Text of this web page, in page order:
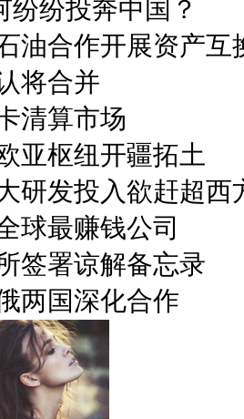
纷纷投奔中国？
油合作开展资产互
将合并
清算市场
亚枢纽开疆拓土
研发投入欲赶超西
球最赚钱公司
签署谅解备忘录
两国深化合作